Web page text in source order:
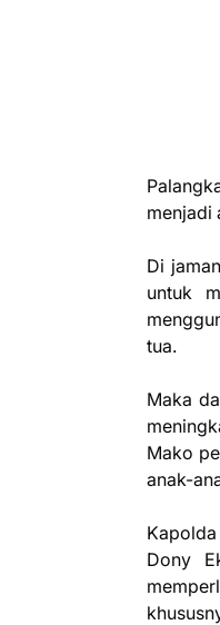
menjadi
‎Di
untuk
tua.
‎Maka
Mako
anak-
‎Kapolda
Dony